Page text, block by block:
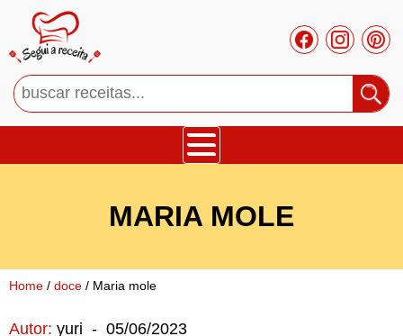
Mousses
Cupcakes
MARIA MOLE
Home / doce / Maria mole
Autor: yuri - 05/06/2023